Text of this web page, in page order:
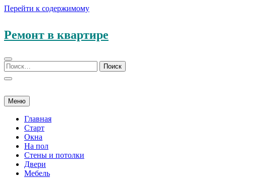
Перейти к содержимому
Ремонт в квартире
Меню
Главная
Старт
Окна
На пол
Стены и потолки
Двери
Мебель